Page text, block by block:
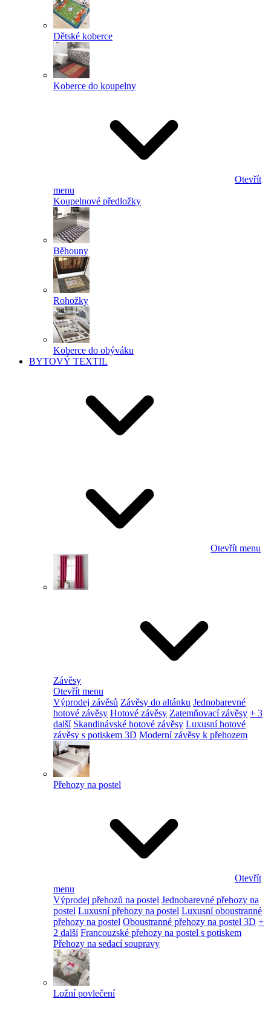
Dětské koberce
Koberce do koupelny
Otevřít
menu
Koupelnové předložky
Běhouny
Rohožky
Koberce do obýváku
BYTOVÝ TEXTIL
Otevřít menu
Závěsy
Otevřít menu
Výprodej závěsů Závěsy do altánku Jednobarevné
hotové závěsy Hotové závěsy Zatemňovací závěsy + 3
další Skandinávské hotové závěsy Luxusní hotové
závěsy s potiskem 3D Moderní závěsy k přehozem
Přehozy na postel
Otevřít
menu
Výprodej přehozů na postel Jednobarevné přehozy na
postel Luxusní přehozy na postel Luxusní oboustranné
přehozy na postel Oboustranné přehozy na postel 3D +
2 další Francouzské přehozy na postel s potiskem
Přehozy na sedací soupravy
Ložní povlečení